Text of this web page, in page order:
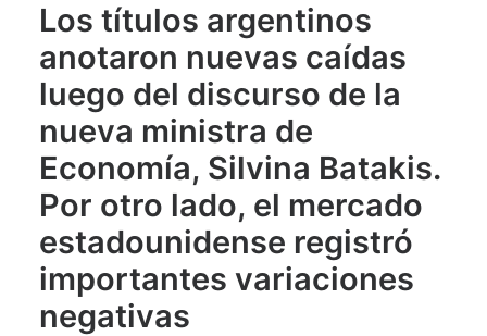
Los títulos argentinos
anotaron nuevas caídas
luego del discurso de la
nueva ministra de
Economía, Silvina Batakis.
Por otro lado, el mercado
estadounidense registró
importantes variaciones
negativas